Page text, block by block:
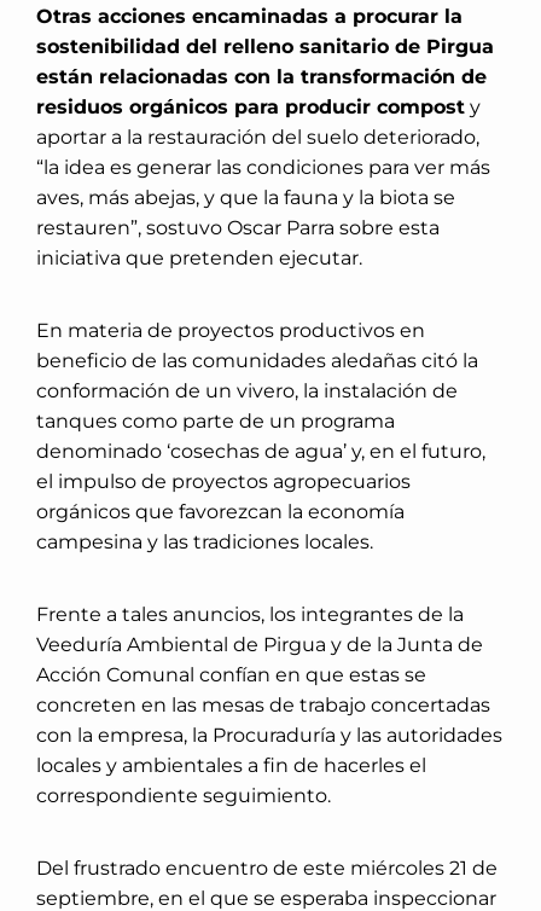
Otras acciones encaminadas a procurar la
sostenibilidad del relleno sanitario de Pirgua
están relacionadas con la transformación de
residuos orgánicos para producir compost y
aportar a la restauración del suelo deteriorado,
“la idea es generar las condiciones para ver más
aves, más abejas, y que la fauna y la biota se
restauren”, sostuvo Oscar Parra sobre esta
iniciativa que pretenden ejecutar.
En materia de proyectos productivos en
beneficio de las comunidades aledañas citó la
conformación de un vivero, la instalación de
tanques como parte de un programa
denominado ‘cosechas de agua’ y, en el futuro,
el impulso de proyectos agropecuarios
orgánicos que favorezcan la economía
campesina y las tradiciones locales.
Frente a tales anuncios, los integrantes de la
Veeduría Ambiental de Pirgua y de la Junta de
Acción Comunal confían en que estas se
concreten en las mesas de trabajo concertadas
con la empresa, la Procuraduría y las autoridades
locales y ambientales a fin de hacerles el
correspondiente seguimiento.
Del frustrado encuentro de este miércoles 21 de
septiembre, en el que se esperaba inspeccionar